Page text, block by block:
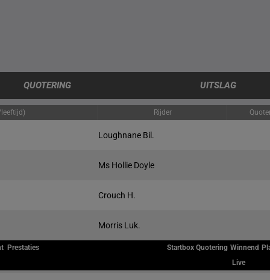
QUOTERING UITSLAG
Rijder
Loughnane Bil.
Ms Hollie Doyle
Crouch H.
Morris Luk.
Prestaties Startbox Quotering Winnend
Live